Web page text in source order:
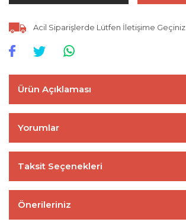
Acil Siparişlerde Lütfen İletişime Geçiniz
Ürün Açıklaması
Yorumlar
Taksit Seçenekleri
Önerileriniz